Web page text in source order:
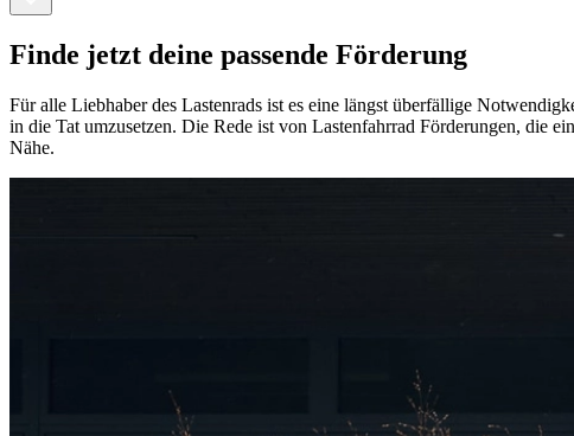
Finde jetzt deine passende Förderung
Für alle Liebhaber des Lastenrads ist es eine längst überfällige
in die Tat umzusetzen. Die Rede ist von Lastenfahrrad Förderungen, die
Nähe.